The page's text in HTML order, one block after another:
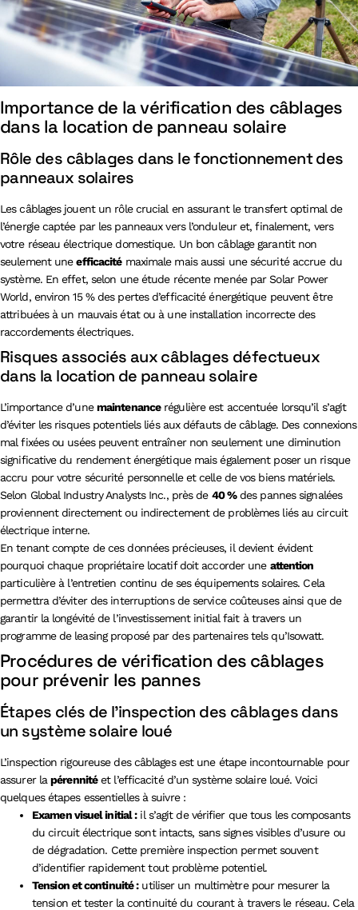
Importance de la vérification des câblages
dans la location de panneau solaire
Rôle des câblages dans le fonctionnement des
panneaux solaires
Les câblages jouent un rôle crucial en assurant le transfert optimal de
l’énergie captée par les panneaux vers l’onduleur et, finalement, vers
votre réseau électrique domestique. Un bon câblage garantit non
seulement uneefficacitémaximale mais aussi une sécurité accrue du
système. En effet, selon une étude récente menée par Solar Power
World, environ 15 % des pertes d’efficacité énergétique peuvent être
attribuées à un mauvais état ou à une installation incorrecte des
raccordements électriques.
Risques associés aux câblages défectueux
dans la location de panneau solaire
L’importance d’unemaintenancerégulière est accentuée lorsqu’il s’agit
d’éviter les risques potentiels liés aux défauts de câblage. Des connexions
mal fixées ou usées peuvent entraîner non seulement une diminution
significative du rendement énergétique mais également poser un risque
accru pour votre sécurité personnelle et celle de vos biens matériels.
Selon Global Industry Analysts Inc., près de 40 %des pannes signalées
proviennent directement ou indirectement de problèmes liés au circuit
électrique interne.
En tenant compte de ces données précieuses, il devient évident
pourquoi chaque propriétaire locatif doit accorder une attention
particulière à l’entretien continu de ses équipements solaires. Cela
permettra d’éviter des interruptions de service coûteuses ainsi que de
garantir la longévité de l’investissement initial fait à travers un
programme de leasing proposé par des partenaires tels qu’Isowatt.
Procédures de vérification des câblages
pour prévenir les pannes
Étapes clés de l’inspection des câblages dans
un système solaire loué
L’inspection rigoureuse des câblages est une étape incontournable pour
assurer lapérennitéet l’efficacité d’un système solaire loué. Voici
quelques étapes essentielles à suivre :
Examen visuel initial :il s’agit de vérifier que tous les composants
du circuit électrique sont intacts, sans signes visibles d’usure ou
de dégradation. Cette première inspection permet souvent
d’identifier rapidement tout problème potentiel.
Tension et continuité :utiliser un multimètre pour mesurer la
tension et tester la continuité du courant à travers le réseau. Cela